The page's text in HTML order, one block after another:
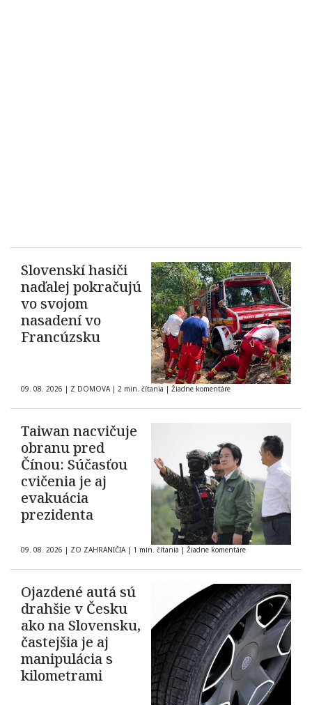
Slovenskí hasiči
naďalej pokračujú
vo svojom
nasadení vo
Francúzsku
09. 08. 2026 | Z DOMOVA | 2 min. čítania | Žiadne komentáre
Taiwan nacvičuje
obranu pred
Čínou: Súčasťou
cvičenia je aj
evakuácia
prezidenta
09. 08. 2026 | ZO ZAHRANIČIA | 1 min. čítania | Žiadne komentáre
Ojazdené autá sú
drahšie v Česku
ako na Slovensku,
častejšia je aj
manipulácia s
kilometrami